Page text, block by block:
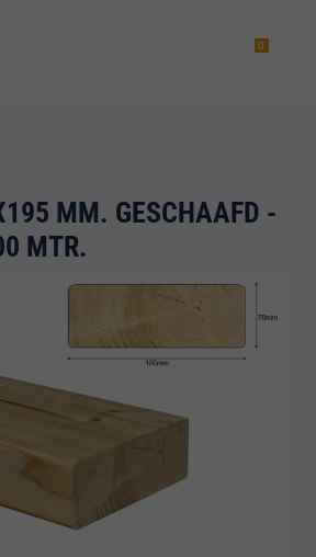
0
MM. GESCHAAFD -
MTR.